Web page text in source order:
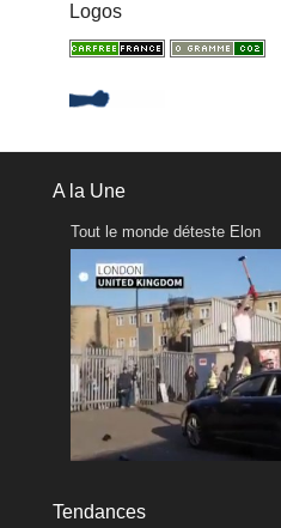
Logos
A la Une
Tout le monde déteste Elon
Tendances